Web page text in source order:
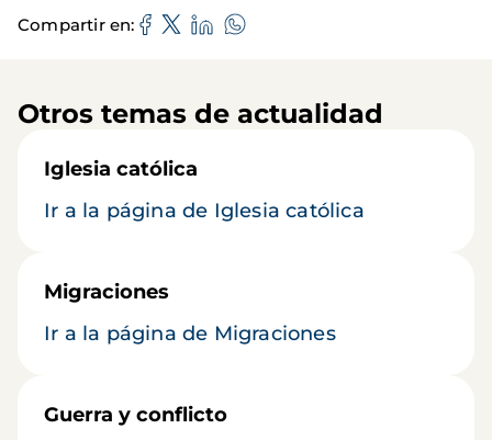
Compartir en
Otros temas de actualidad
Iglesia católica
Ir a la página de Iglesia católica
Migraciones
Ir a la página de Migraciones
Guerra y conflicto